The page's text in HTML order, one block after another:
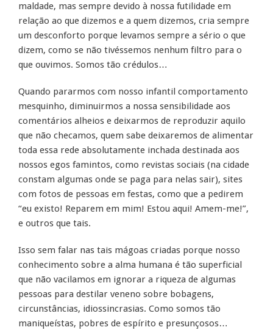
maldade, mas sempre devido à nossa futilidade em
relação ao que dizemos e a quem dizemos, cria sempre
um desconforto porque levamos sempre a sério o que
dizem, como se não tivéssemos nenhum filtro para o
que ouvimos. Somos tão crédulos…
Quando pararmos com nosso infantil comportamento
mesquinho, diminuirmos a nossa sensibilidade aos
comentários alheios e deixarmos de reproduzir aquilo
que não checamos, quem sabe deixaremos de alimentar
toda essa rede absolutamente inchada destinada aos
nossos egos famintos, como revistas sociais (na cidade
constam algumas onde se paga para nelas sair), sites
com fotos de pessoas em festas, como que a pedirem
“eu existo! Reparem em mim! Estou aqui! Amem-me!”,
e outros que tais.
Isso sem falar nas tais mágoas criadas porque nosso
conhecimento sobre a alma humana é tão superficial
que não vacilamos em ignorar a riqueza de algumas
pessoas para destilar veneno sobre bobagens,
circunstâncias, idiossincrasias. Como somos tão
maniqueístas, pobres de espírito e presunçosos…